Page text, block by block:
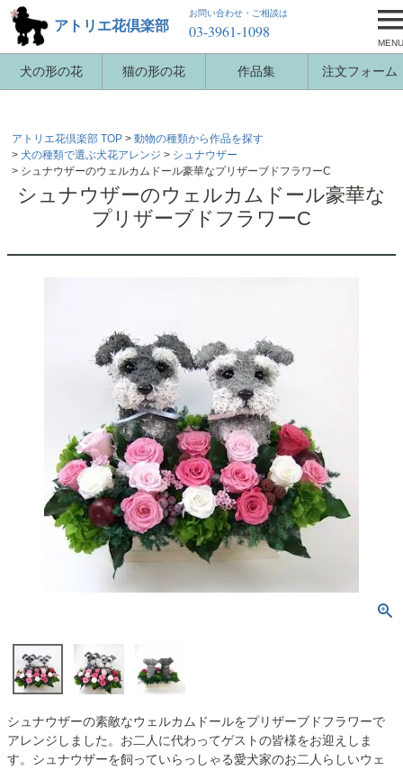
犬の形の花 猫の形の花 作品集 注文フォーム
アトリエ花倶楽部
お問い合わせ・ご相談は
03-3961-1098
MENU
アトリエ花倶楽部 TOP
動物の種類から作品を探す
犬の種類で選ぶ犬花アレンジ
シュナウザー
シュナウザーのウェルカムドール豪華なプリザーブドフラワーC
シュナウザーのウェルカムドール豪華な
プリザーブドフラワーC
シュナウザーの素敵なウェルカムドールをプリザーブドフラワーで
アレンジしました。お二人に代わってゲストの皆様をお迎えしま
す。シュナウザーを飼っていらっしゃる愛犬家のお二人らしいウェ